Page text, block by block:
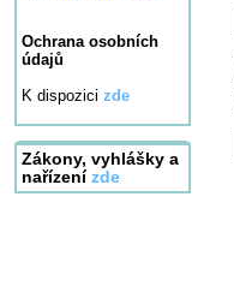
Ochrana osobních
údajů
K dispozici zde
Zákony, vyhlášky a
nařízení zde